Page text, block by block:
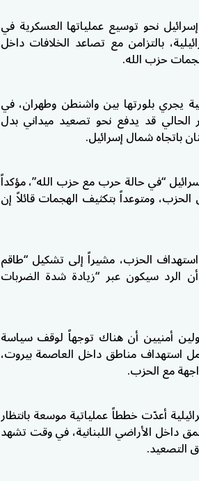
نحو توسيع عملياتها العسكرية في
بالتزامن مع تصاعد الخلافات داخل
حزب الله.
يجري بلورتها بين واشنطن وطهران، في
قد يدفع نحو تصعيد ميداني بدل
باتجاه شمال إسرائيل.
“في حالة حرب مع حزب الله”، مؤكداً
قتل “أكثر من 600 عنصر” من الحزب، ومتوعداً بتكثيف الهجمات قائلاً إن
الحزب، مشيراً إلى تشكيل “طاقم
الرد سيكون عبر “زيادة شدة الضربات
أمنيين أن هناك توجهاً لوقف سياسة
استهداف مناطق داخل العاصمة بيروت،
مع الحزب.
أعدّت خططاً عملياتية موسعة بانتظار
داخل الأراضي اللبنانية، في وقت تشهد
التصعيد.